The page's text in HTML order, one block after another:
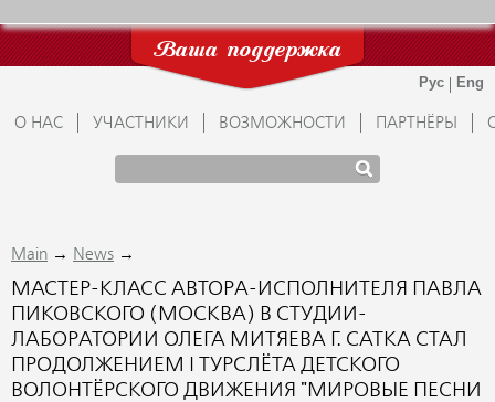
Ваша поддержка
О НАС УЧАСТНИКИ ВОЗМОЖНОСТИ ПАРТНЁРЫ
Main → News →
МАСТЕР-КЛАСС АВТОРА-ИСПОЛНИТЕЛЯ ПАВЛА
ПИКОВСКОГО (МОСКВА) В СТУДИИ-
ЛАБОРАТОРИИ ОЛЕГА МИТЯЕВА Г. САТКА СТАЛ
ПРОДОЛЖЕНИЕМ I ТУРСЛЁТА ДЕТСКОГО
ВОЛОНТЁРСКОГО ДВИЖЕНИЯ "МИРОВЫЕ ПЕСНИ